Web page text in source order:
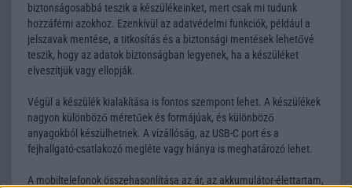
biztonságosabbá teszik a készülékeinket, mert csak mi tudunk
hozzáférni azokhoz. Ezenkívül az adatvédelmi funkciók, például a
jelszavak mentése, a titkosítás és a biztonsági mentések lehetővé
teszik, hogy az adatok biztonságban legyenek, ha a készüléket
elveszítjük vagy ellopják.
Végül a készülék kialakítása is fontos szempont lehet. A készülékek
nagyon különböző méretűek és formájúak, és különböző
anyagokból készülhetnek. A vízállóság, az USB-C port és a
fejhallgató-csatlakozó megléte vagy hiánya is meghatározó lehet.
A mobiltelefonok összehasonlítása az ár, az akkumulátor-élettartam,